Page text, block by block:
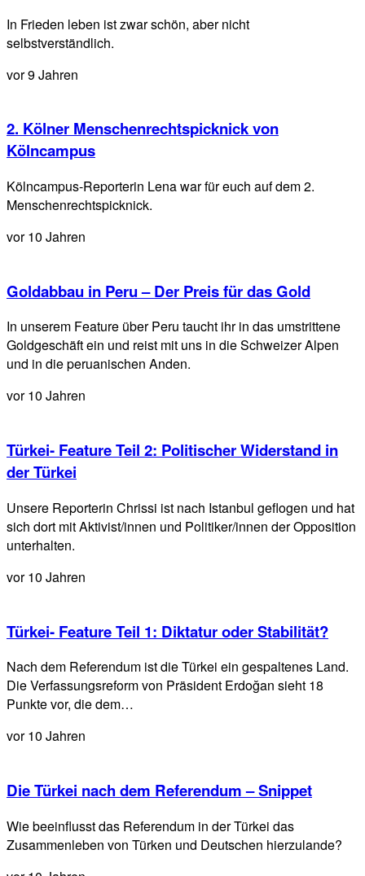
In Frieden leben ist zwar schön, aber nicht
selbstverständlich.
vor 9 Jahren
2. Kölner Menschenrechtspicknick von
Kölncampus
Kölncampus-Reporterin Lena war für euch auf dem 2.
Menschenrechtspicknick.
vor 10 Jahren
Goldabbau in Peru – Der Preis für das Gold
In unserem Feature über Peru taucht ihr in das umstrittene
Goldgeschäft ein und reist mit uns in die Schweizer Alpen
und in die peruanischen Anden.
vor 10 Jahren
Türkei- Feature Teil 2: Politischer Widerstand in
der Türkei
Unsere Reporterin Chrissi ist nach Istanbul geflogen und hat
sich dort mit Aktivist/innen und Politiker/innen der Opposition
unterhalten.
vor 10 Jahren
Türkei- Feature Teil 1: Diktatur oder Stabilität?
Nach dem Referendum ist die Türkei ein gespaltenes Land.
Die Verfassungsreform von Präsident Erdoğan sieht 18
Punkte vor, die dem…
vor 10 Jahren
Die Türkei nach dem Referendum – Snippet
Wie beeinflusst das Referendum in der Türkei das
Zusammenleben von Türken und Deutschen hierzulande?